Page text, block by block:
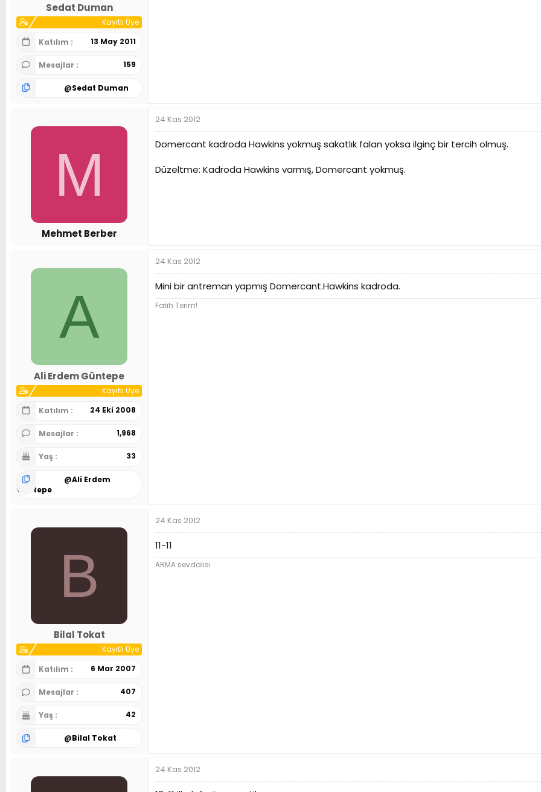
Sedat Duman
Kayıtlı Üye
Katılım
13 May 2011
Mesajlar 159
@Sedat Duman
M
Mehmet Berber
24 Kas 2012
Domercant kadroda Hawkins yokmuş sakatlık falan yoksa ilginç bir tercih olmuş.
Düzeltme: Kadroda Hawkins varmış, Domercant yokmuş.
A
Ali Erdem Güntepe
Kayıtlı Üye
Katılım
24 Eki 2008
Mesajlar 1,968
Yaş 33
@Ali Erdem
Güntepe
24 Kas 2012
Mini bir antreman yapmış Domercant.Hawkins kadroda.
Fatih Terim!
B
Bilal Tokat
Kayıtlı Üye
Katılım
6 Mar 2007
Mesajlar 407
Yaş 42
@Bilal Tokat
24 Kas 2012
11-11
ARMA sevdalısı
24 Kas 2012